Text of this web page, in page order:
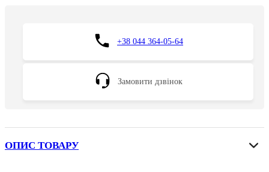
+38 044 364-05-64
Замовити дзвінок
ОПИС ТОВАРУ